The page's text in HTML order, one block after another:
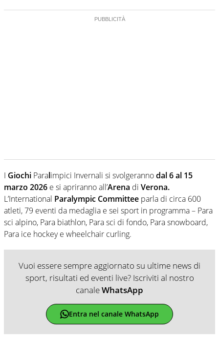
I Giochi Paralimpici Invernali si svolgerannodal 6 al 15
marzo 2026 e si apriranno all’Arena di Verona.
L’International Paralympic Committee parla di circa 600
atleti, 79 eventi da medaglia e sei sport in programma – Para
sci alpino, Para biathlon, Para sci di fondo, Para snowboard,
Para ice hockey e wheelchair curling.
Vuoi essere sempre aggiornato su ultime news di
sport, risultati ed eventi live? Iscriviti al nostro
canaleWhatsApp
Entra nel canale WhatsApp